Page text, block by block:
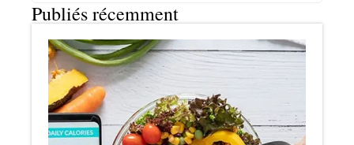
Publiés récemment